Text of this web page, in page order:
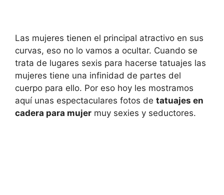
Las mujeres tienen el principal atractivo en sus
curvas, eso no lo vamos a ocultar. Cuando se
trata de lugares sexis para hacerse tatuajes las
mujeres tiene una infinidad de partes del
cuerpo para ello. Por eso hoy les mostramos
aquí unas espectaculares fotos de tatuajes en
cadera para mujer muy sexies y seductores.